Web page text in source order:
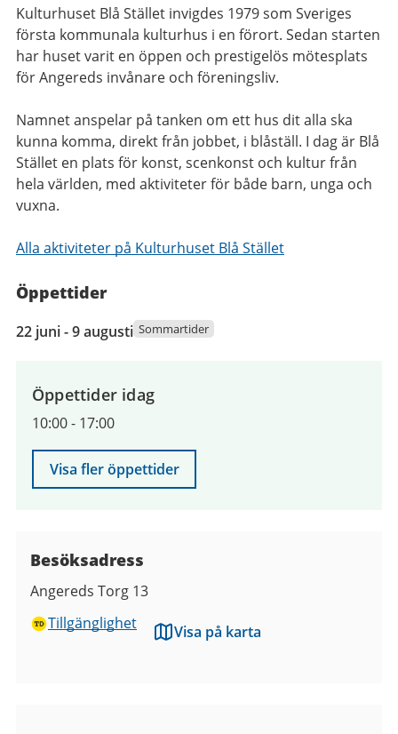
Kulturhuset Blå Stället invigdes 1979 som Sveriges
första kommunala kulturhus i en förort. Sedan starten
har huset varit en öppen och prestigelös mötesplats
för Angereds invånare och föreningsliv.
Namnet anspelar på tanken om ett hus dit alla ska
kunna komma, direkt från jobbet, i blåställ. I dag är Blå
Stället en plats för konst, scenkonst och kultur från
hela världen, med aktiviteter för både barn, unga och
vuxna.
Alla aktiviteter på Kulturhuset Blå Stället
Öppettider
22
juni
augusti
2026
22 juni - 9 augusti Sommartider
Öppettider idag
10:00- 17:00
Visa fler öppettider
Besöksadress
Angereds Torg 13
Tillgänglighet
Visa på karta